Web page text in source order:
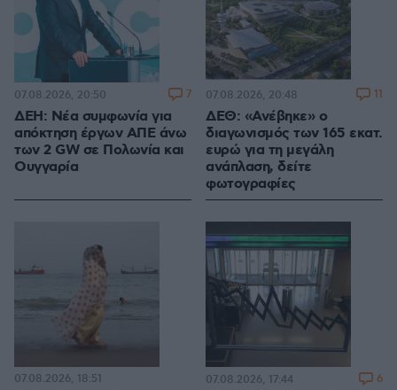
ΔΕΗ: Νέα συμφωνία για
απόκτηση έργων ΑΠΕ άνω
των 2 GW σε Πολωνία και
Ουγγαρία
07.08.2026, 20:50 7
ΔΕΘ: «Ανέβηκε» ο
διαγωνισμός των 165 εκατ.
ευρώ για τη μεγάλη
ανάπλαση, δείτε
φωτογραφίες
07.08.2026, 20:48 11
07.08.2026, 18:51 07.08.2026, 17:44 6